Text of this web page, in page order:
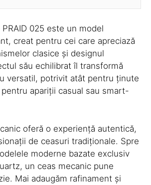
025 este un model
creat pentru cei care apreciază
clasice și designul
său echilibrat îl transformă
versatil, potrivit atât pentru ținute
apariții casual sau smart-
oferă o experiență autentică,
de ceasuri tradiționale. Spre
moderne bazate exclusiv
un ceas mecanic pune
Mai adaugăm rafinament și